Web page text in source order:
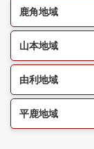
鹿角地域
山本地域
由利地域
平鹿地域